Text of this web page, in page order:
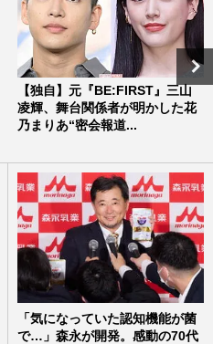
【独自】元『BE:FIRST』三山
凌輝、舞台関係者が明かした花
乃まりあ“密会報道...
「気になっていた認知機能が菌
で…」森永が開発。感動の70代